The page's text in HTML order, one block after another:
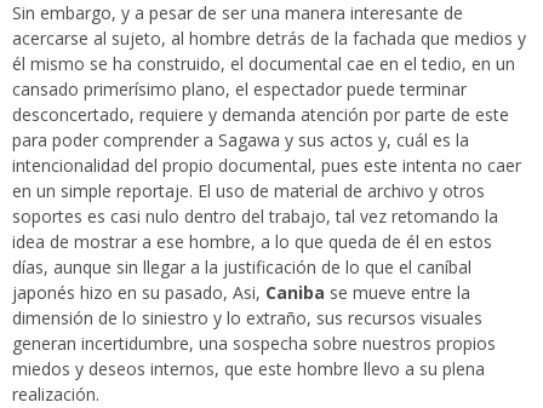
Sin embargo, y a pesar de ser una manera interesante de
acercarse al sujeto, al hombre detrás de la fachada que medios y
él mismo se ha construido, el documental cae en el tedio, en un
cansado primerísimo plano, el espectador puede terminar
desconcertado, requiere y demanda atención por parte de este
para poder comprender a Sagawa y sus actos y, cuál es la
intencionalidad del propio documental, pues este intenta no caer
en un simple reportaje. El uso de material de archivo y otros
soportes es casi nulo dentro del trabajo, tal vez retomando la
idea de mostrar a ese hombre, a lo que queda de él en estos
días, aunque sin llegar a la justificación de lo que el caníbal
japonés hizo en su pasado, Asi, Caniba se mueve entre la
dimensión de lo siniestro y lo extraño, sus recursos visuales
generan incertidumbre, una sospecha sobre nuestros propios
miedos y deseos internos, que este hombre llevo a su plena
realización.